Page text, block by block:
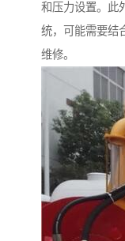
和压力设置。此
统，可能需要结
维修。